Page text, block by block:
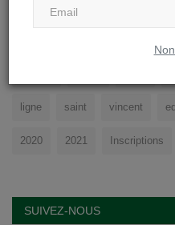
TAGS
ligne saint vincent
2020 2021 Inscriptions
SUIVEZ-NOUS